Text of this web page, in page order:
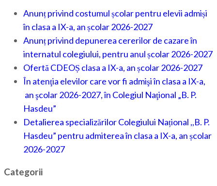
Anunț privind costumul școlar pentru elevii admiși
în clasa a IX-a, an școlar 2026-2027
Anunț privind depunerea cererilor de cazare în
internatul colegiului, pentru anul școlar 2026-2027
Ofertă CDEOȘ clasa a IX-a, an școlar 2026-2027
În atenţia elevilor care vor fi admişi în clasa a IX-a,
an şcolar 2026-2027, în Colegiul Naţional „B. P.
Hasdeu”
Detalierea specializărilor Colegiului Național ,,B. P.
Hasdeu” pentru admiterea în clasa a IX-a, an școlar
2026-2027
Categorii